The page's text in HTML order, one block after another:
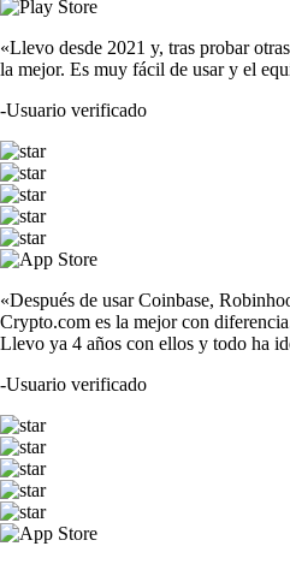
«Llevo desde 2021 y, tras probar
la mejor. Es muy fácil de usar y el
-Usuario verificado
«Después de usar Coinbase,
Crypto.com es la mejor con
Llevo ya 4 años con ellos y todo ha
-Usuario verificado